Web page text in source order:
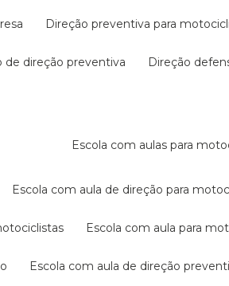
direção preventiva para
de direção preventiva direção
escola com aulas para
escola com aula de direção para
escola com aula para
escola com aula de direção